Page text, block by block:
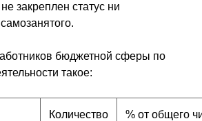
закреплен статус ни
бюджетной сферы по
такое:
Количество
% от общего